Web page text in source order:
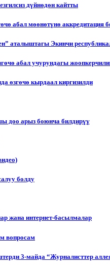
дүйнөдөн кайтты
абал мөөнөтүнө аккредитация
аталыштагы Экинчи
абал учурундагы
өзгөчө кырдаал киргизилди
доо арыз боюнча билдирүү
болду
жана интернет-басылмалар
вопросам
3-майда “Журналисттер